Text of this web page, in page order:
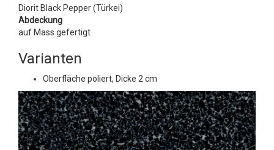
Diorit Black Pepper (Türkei)
Abdeckung
auf Mass gefertigt
Varianten
Oberfläche poliert, Dicke 2 cm